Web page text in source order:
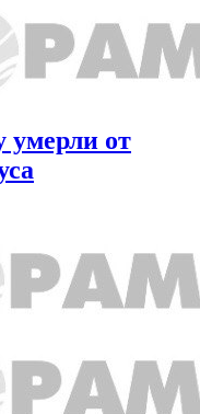
умерли от